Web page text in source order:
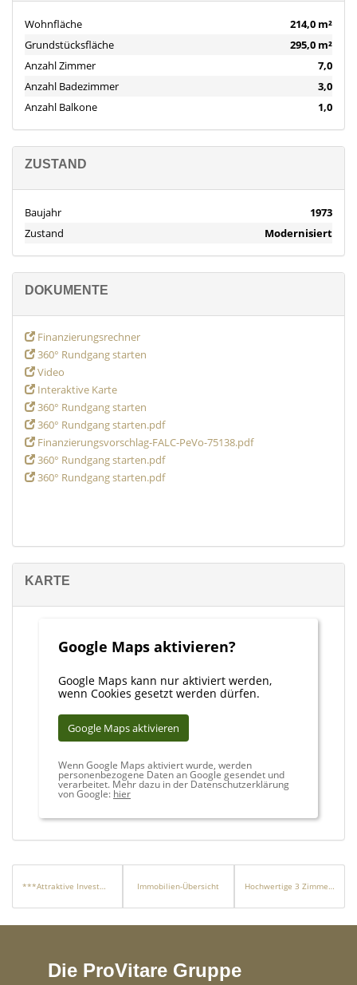
Wohnfläche
214,0 m²
Grundstücksfläche
295,0 m²
Anzahl Zimmer
7,0
Anzahl Badezimmer
3,0
Anzahl Balkone
1,0
ZUSTAND
Baujahr
1973
Zustand
Modernisiert
DOKUMENTE
Finanzierungsrechner
360° Rundgang starten
Video
Interaktive Karte
360° Rundgang starten
360° Rundgang starten.pdf
Finanzierungsvorschlag-FALC-PeVo-75138.pdf
360° Rundgang starten.pdf
360° Rundgang starten.pdf
KARTE
Google Maps aktivieren?
Google Maps kann nur aktiviert werden,
wenn Cookies gesetzt werden dürfen.
Google Maps aktivieren
Wenn Google Maps aktiviert wurde, werden
personenbezogene Daten an Google gesendet und
verarbeitet. Mehr dazu in der Datenschutzerklärung
von Google: hier
***Attraktive Investmentchance – Großzügiges Areal mit flexibler Nutzung in Nörten-Hardenberg*** Immobilien-Übersicht Hochwertige 3 Zimmer Neubauwohnung mit moderner Architektur und Komfort auf hohem Niveau
Die ProVitare Gruppe